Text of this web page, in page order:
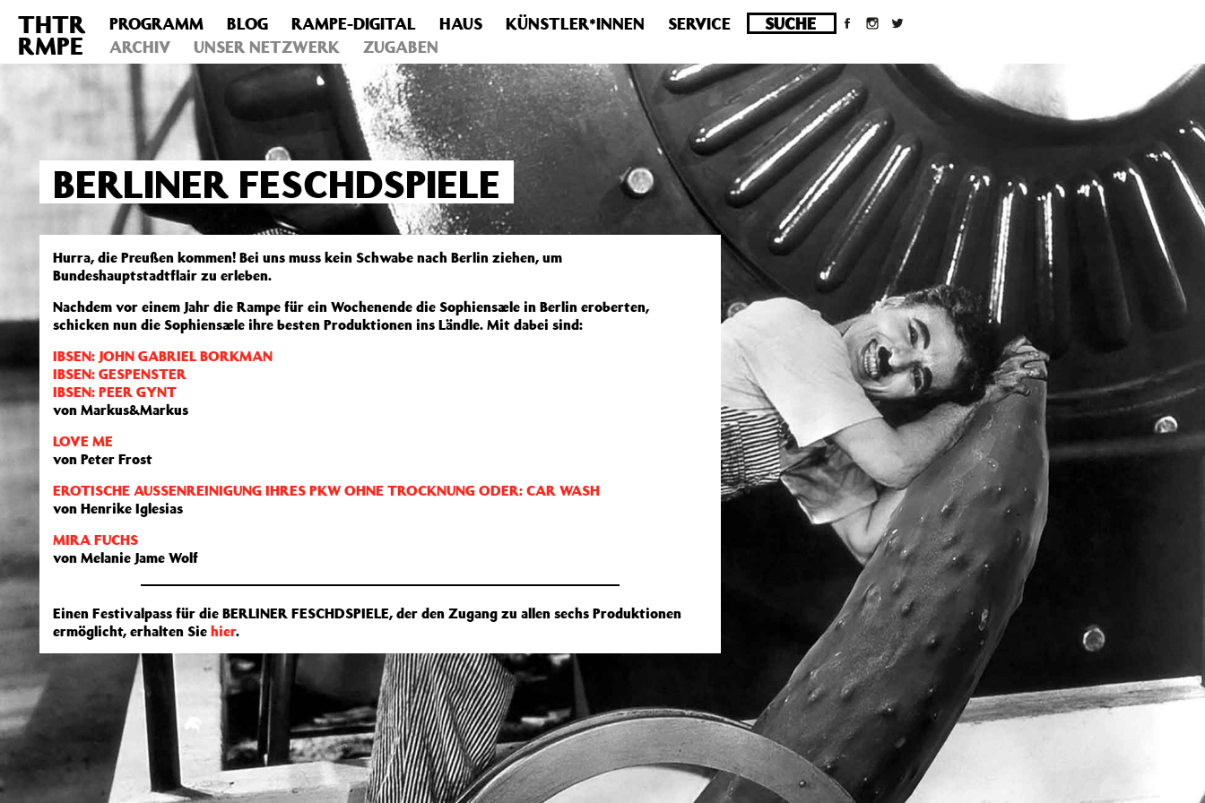
Deprecated : Die Funktion post_permalink ist seit Version 4.4.0 veraltet! Verwende stattdessen get_permalink(). in
/homepages/10/d43051023/htdocs/wordpress/wp-
includes/functions.phpon line6031
THTR
RMPE
PROGRAMM BLOG RAMPE-DIGITAL HAUS KÜNSTLER*INNEN
SERVICE
ARCHIV
UNSER NETZWERK ZUGABEN
BERLINER FESCHDSPIELE
Hurra, die Preußen kommen! Bei uns muss kein Schwabe nach Berlin ziehen, um
Bundeshauptstadtflair zu erleben.
Nachdem vor einem Jahr die Rampe für ein Wochenende die Sophiensæle in Berlin eroberten,
schicken nun die Sophiensæle ihre besten Produktionen ins Ländle. Mit dabei sind:
IBSEN: JOHN GABRIEL BORKMAN
IBSEN: GESPENSTER
IBSEN: PEER GYNT
von Markus&Markus
LOVE ME
von Peter Frost
EROTISCHE AUSSENREINIGUNG IHRES PKW OHNE TROCKNUNG ODER: CAR WASH
von Henrike Iglesias
MIRA FUCHS
von Melanie Jame Wolf
Einen Festivalpass für die BERLINER FESCHDSPIELE, der den Zugang zu allen sechs Produktionen
ermöglicht, erhalten Sie hier.